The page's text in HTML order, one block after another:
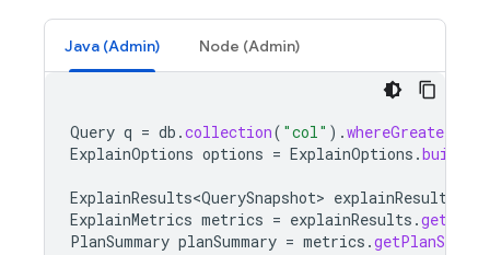
Java (Admin) Node (Admin)
Query q = db .collection( "col" ).whereGreaterThan
ExplainOptions options = ExplainOptions .builder
ExplainResults<QuerySnapshot> explainResults
ExplainMetrics metrics = explainResults .
PlanSummary planSummary = metrics .